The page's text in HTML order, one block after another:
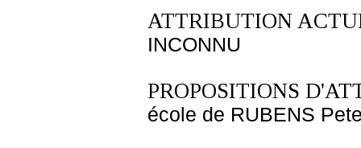
ATTRIBUTION
INCONNU
PROPOSITIONS
école de RUBENS